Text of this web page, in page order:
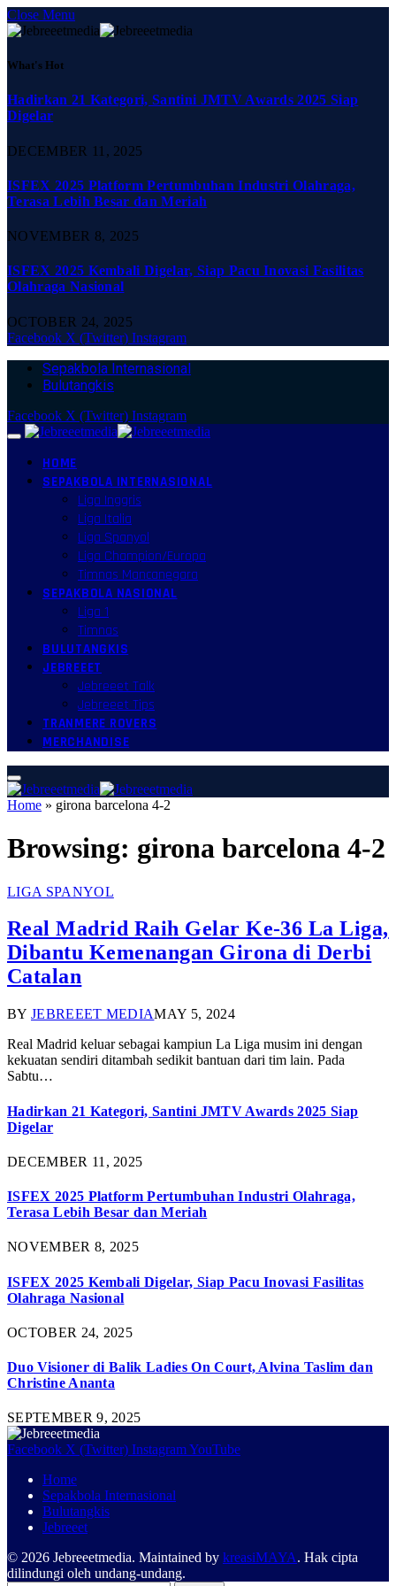
Close Menu
What's Hot
Hadirkan 21 Kategori, Santini JMTV Awards 2025 Siap
Digelar
DECEMBER 11, 2025
ISFEX 2025 Platform Pertumbuhan Industri Olahraga,
Terasa Lebih Besar dan Meriah
NOVEMBER 8, 2025
ISFEX 2025 Kembali Digelar, Siap Pacu Inovasi Fasilitas
Olahraga Nasional
OCTOBER 24, 2025
Facebook X (Twitter) Instagram
Sepakbola Internasional
Bulutangkis
Facebook X (Twitter) Instagram
HOME
SEPAKBOLA INTERNASIONAL
Liga Inggris
Liga Italia
Liga Spanyol
Liga Champion/Europa
Timnas Mancanegara
SEPAKBOLA NASIONAL
Liga 1
Timnas
BULUTANGKIS
JEBREEET
Jebreeet Talk
Jebreeet Tips
TRANMERE ROVERS
MERCHANDISE
Home » girona barcelona 4-2
Browsing: girona barcelona 4-2
LIGA SPANYOL
Real Madrid Raih Gelar Ke-36 La Liga,
Dibantu Kemenangan Girona di Derbi
Catalan
BY JEBREEET MEDIAMAY 5, 2024
Real Madrid keluar sebagai kampiun La Liga musim ini dengan
kekuatan sendiri ditambah sedikit bantuan dari tim lain. Pada
Sabtu…
Hadirkan 21 Kategori, Santini JMTV Awards 2025 Siap
Digelar
DECEMBER 11, 2025
ISFEX 2025 Platform Pertumbuhan Industri Olahraga,
Terasa Lebih Besar dan Meriah
NOVEMBER 8, 2025
ISFEX 2025 Kembali Digelar, Siap Pacu Inovasi Fasilitas
Olahraga Nasional
OCTOBER 24, 2025
Duo Visioner di Balik Ladies On Court, Alvina Taslim dan
Christine Ananta
SEPTEMBER 9, 2025
Facebook X (Twitter) InstagramYouTube
Home
Sepakbola Internasional
Bulutangkis
Jebreeet
© 2026 Jebreeetmedia. Maintained by kreasiMAYA. Hak cipta
dilindungi oleh undang-undang.